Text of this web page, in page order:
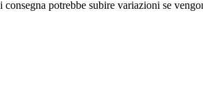
potrebbe subire variazioni se